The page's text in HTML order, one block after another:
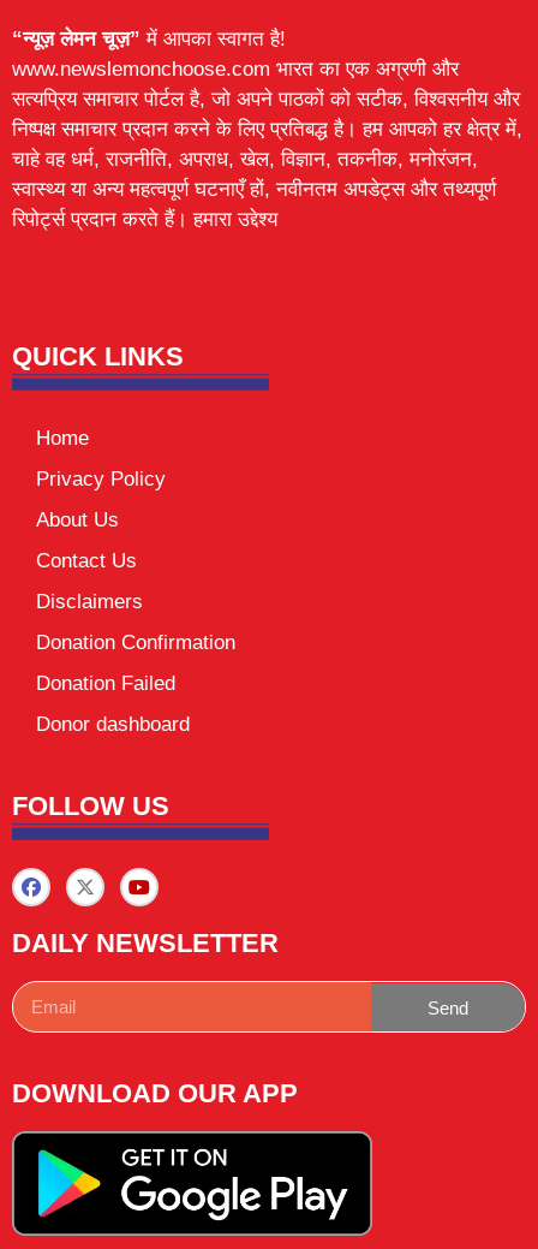
“न्यूज़ लेमन चूज़” में आपका स्वागत है!
www.newslemonchoose.com भारत का एक अग्रणी और
सत्यप्रिय समाचार पोर्टल है, जो अपने पाठकों को सटीक, विश्वसनीय और
निष्पक्ष समाचार प्रदान करने के लिए प्रतिबद्ध है। हम आपको हर क्षेत्र में,
चाहे वह धर्म, राजनीति, अपराध, खेल, विज्ञान, तकनीक, मनोरंजन,
स्वास्थ्य या अन्य महत्वपूर्ण घटनाएँ हों, नवीनतम अपडेट्स और तथ्यपूर्ण
रिपोर्ट्स प्रदान करते हैं। हमारा उद्देश्य
QUICK LINKS
Home
Privacy Policy
About Us
Contact Us
Disclaimers
Donation Confirmation
Donation Failed
Donor dashboard
FOLLOW US
DAILY NEWSLETTER
Send
DOWNLOAD OUR APP